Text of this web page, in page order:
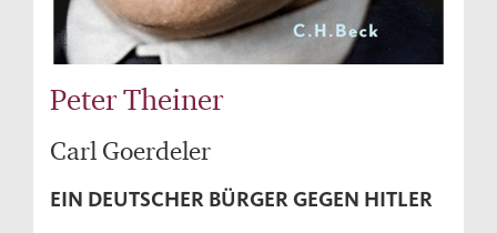
Peter Theiner
Carl Goerdeler
EIN DEUTSCHER BÜRGER GEGEN HITLER